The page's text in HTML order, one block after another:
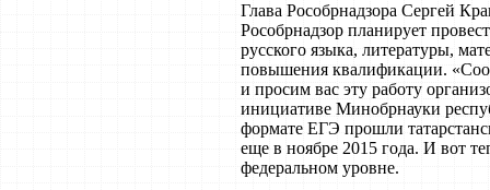
Глава Рособрнадзора Сергей
Рособрнадзор планирует
русского языка, литературы,
повышения квалификации.
и просим вас эту работу
инициативе Минобрнауки
формате ЕГЭ прошли
еще в ноябре 2015 года. И вот
федеральном уровне.